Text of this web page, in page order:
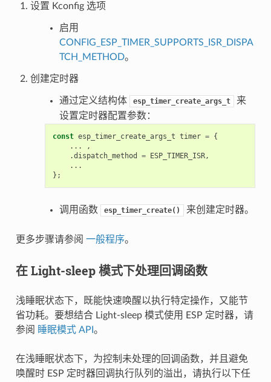
设置 Kconfig 选项
启用
CONFIG_ESP_TIMER_SUPPORTS_ISR_DISPA
TCH_METHOD。
创建定时器
通过定义结构体 esp_timer_create_args_t
来
设置定时器配置参数：
const esp_timer_create_args_t timer = {
...
,
.dispatch_method = ESP_TIMER_ISR,
...
};
调用函数 esp_timer_create() 来创建定时器。
更多步骤请参阅 一般程序。
在 Light-sleep 模式下处理回调函数
浅睡眠状态下，既能快速唤醒以执行特定操作，又能节
省功耗。要想结合 Light-sleep 模式使用 ESP 定时器，请
参阅 睡眠模式 API 。
在浅睡眠状态下，为控制未处理的回调函数，并且避免
唤醒时 ESP 定时器回调执行队列的溢出，请执行以下任